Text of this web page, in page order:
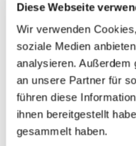
Diese Webseite
Wir verwenden
soziale Medien
analysieren. Außerdem
an unsere Partner für
führen diese
ihnen bereitgestellt
gesammelt haben.
Wissenswertes